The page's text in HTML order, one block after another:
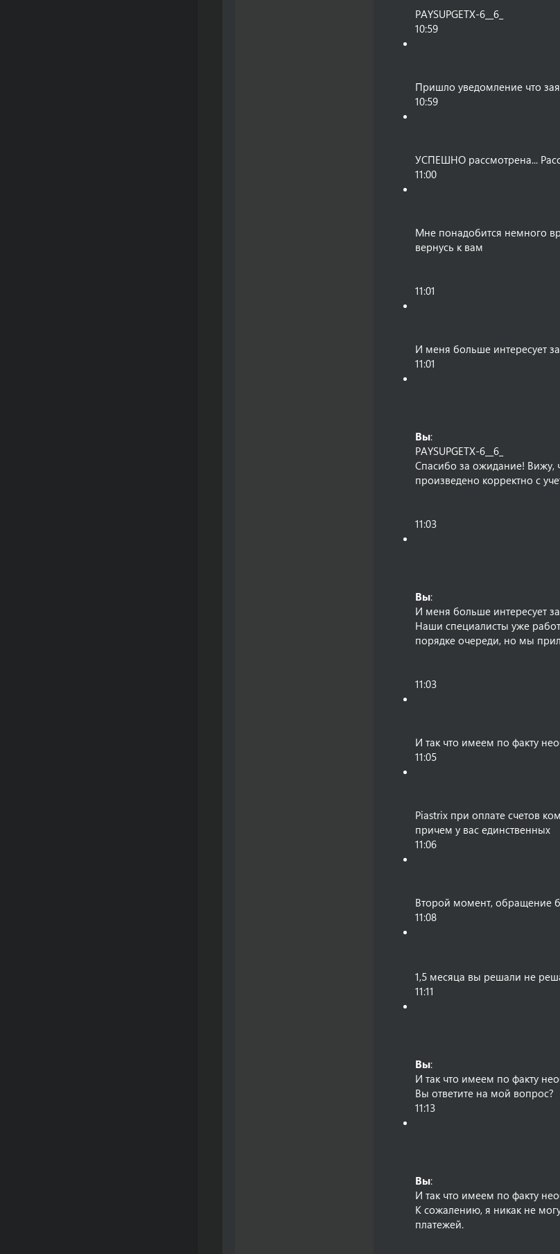
PAYSUPGETX-6__6_
10:59
Пришло уведомление что
10:59
УСПЕШНО рассмотрена...
11:00
Мне понадобится немного
вернусь к вам
11:01
И меня больше интересует
11:01
Вы:
PAYSUPGETX-6__6_
Спасибо за ожидание! Вижу,
произведено корректно с
11:03
Вы:
И меня больше интересует
Наши специалисты уже
порядке очереди, но мы
11:03
И так что имеем по факту
11:05
Piastrix при оплате счетов
причем у вас единственных
11:06
Второй момент, обращение
11:08
1,5 месяца вы решали не
11:11
Вы:
И так что имеем по факту
Вы ответите на мой вопрос?
11:13
Вы:
И так что имеем по факту
К сожалению, я никак не
платежей.